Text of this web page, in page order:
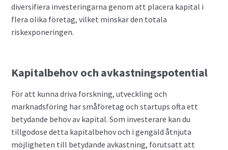
diversifiera investeringarna genom att placera kapital i
flera olika företag, vilket minskar den totala
riskexponeringen.
Kapitalbehov och avkastningspotential
För att kunna driva forskning, utveckling och
marknadsföring har småföretag och startups ofta ett
betydande behov av kapital. Som investerare kan du
tillgodose detta kapitalbehov och i gengäld åtnjuta
möjligheten till betydande avkastning, förutsatt att